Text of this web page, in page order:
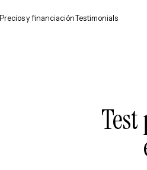
Precios y financiaciónTestimonials